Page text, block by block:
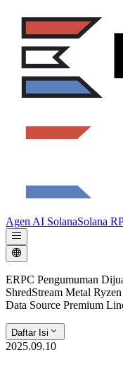
Agen AI SolanaSolana
ERPC Pengumuman
ShredStream Metal
Data Source Premium
Daftar Isi
2025.09.10